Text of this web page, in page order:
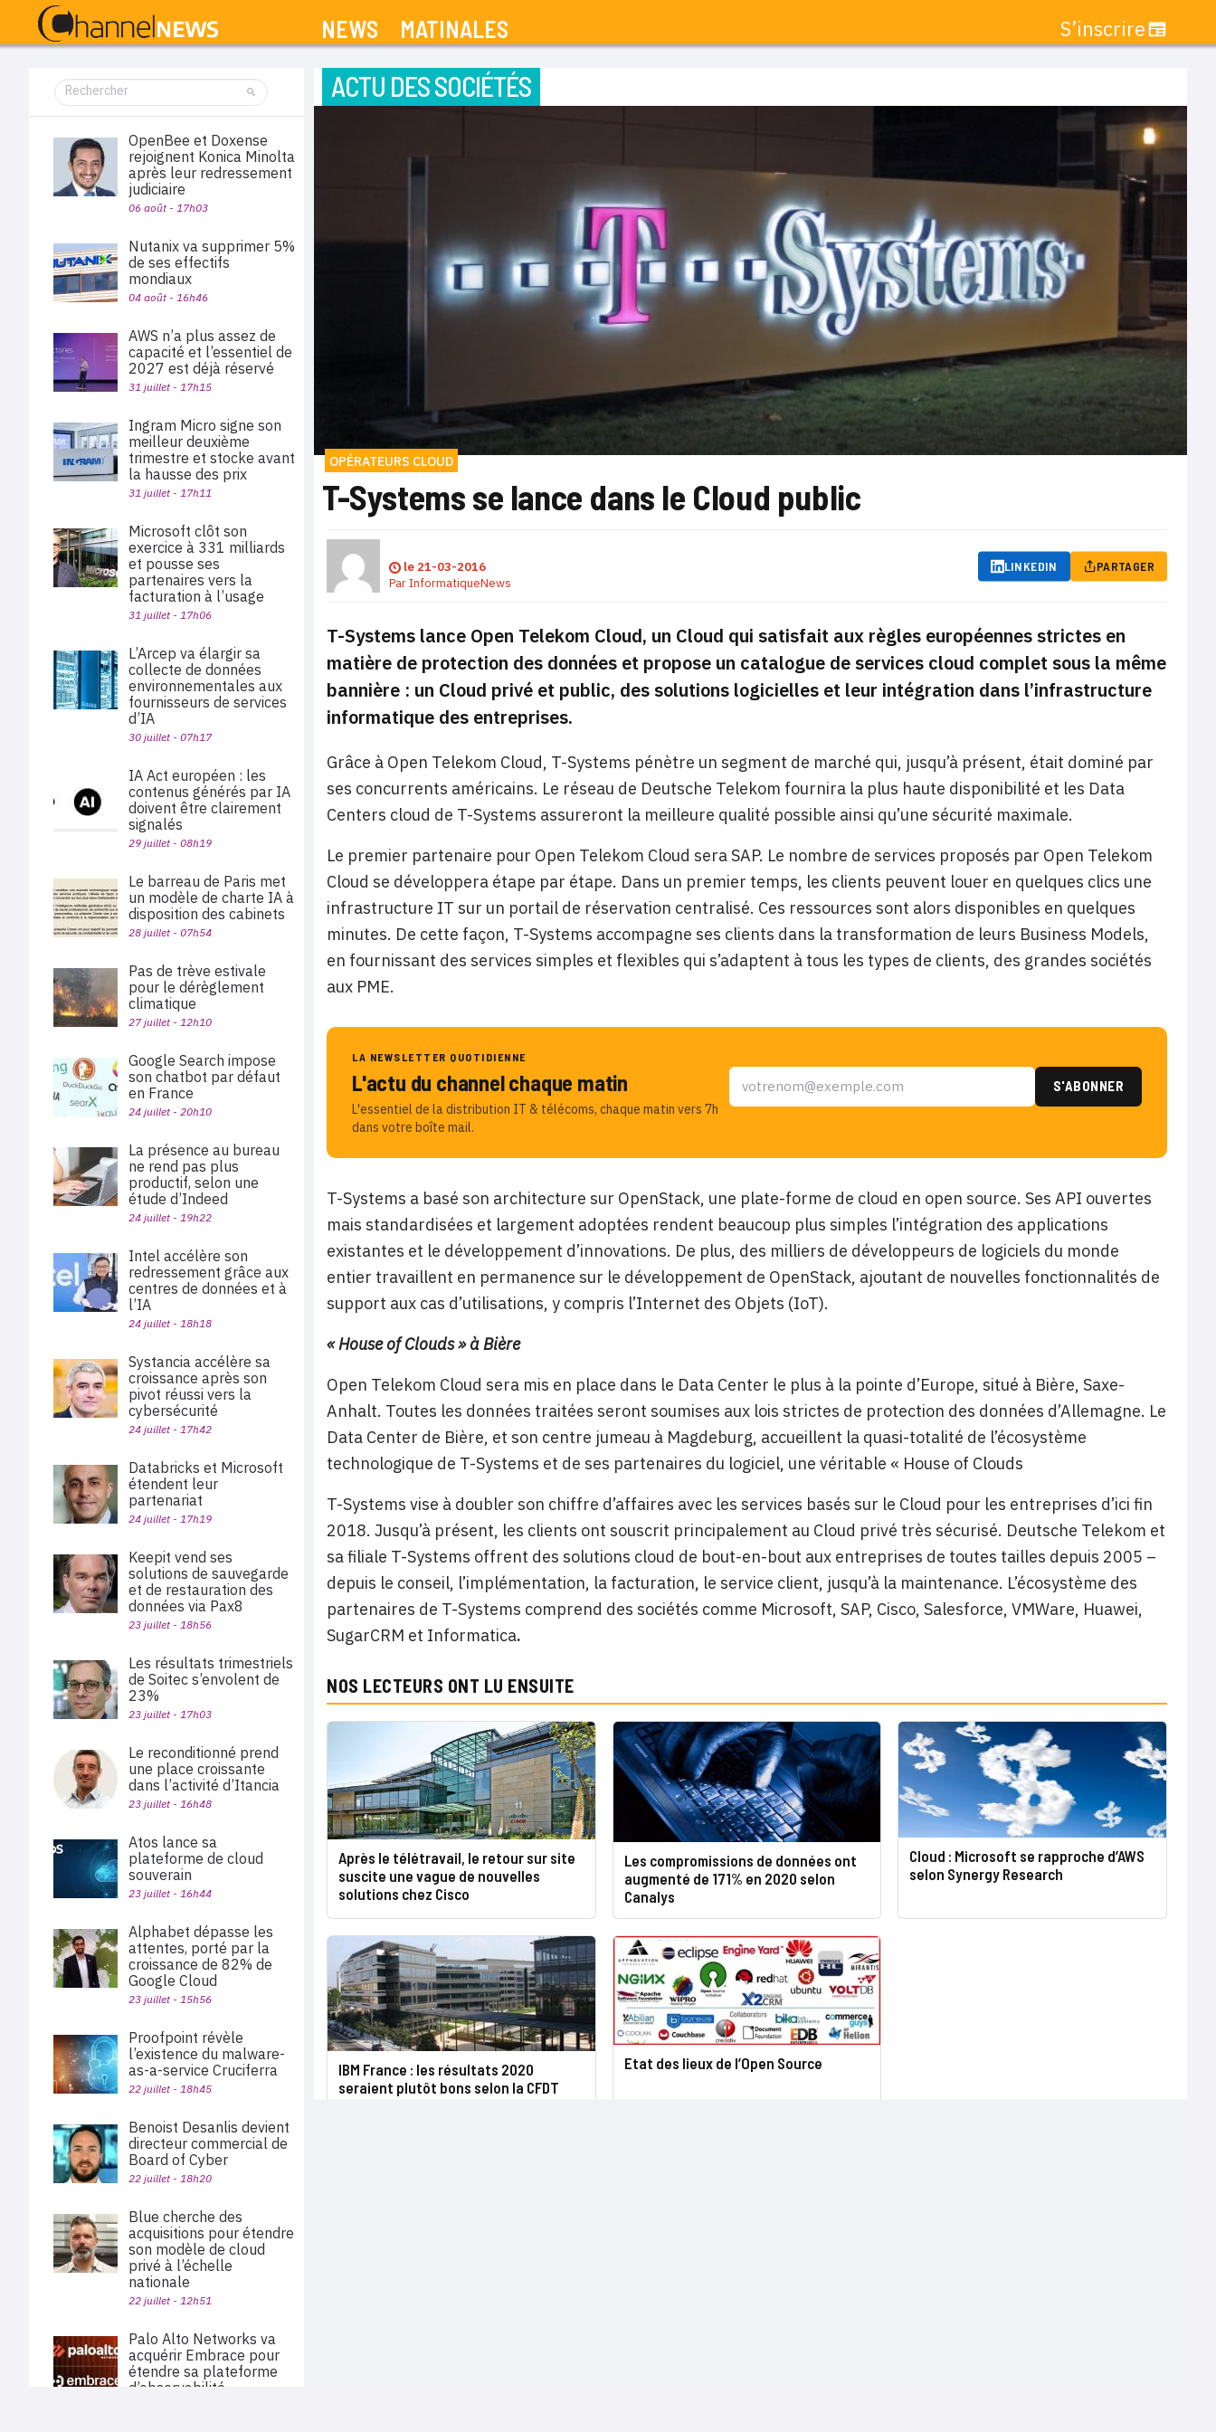
NEWS MATINALES S’inscrire
ACTU DES SOCIÉTÉS
OPÉRATEURS CLOUD
T-Systems se lance dans le Cloud public
le 21-03-2016
ParInformatiqueNews
LINKEDIN PARTAGER
T-Systems lance Open Telekom Cloud, un Cloud qui satisfait aux règles européennes strictes en
matière de protection des données et propose un catalogue de services cloud complet sous la même
bannière : un Cloud privé et public, des solutions logicielles et leur intégration dans l’infrastructure
informatique des entreprises.
Grâce à Open Telekom Cloud, T-Systems pénètre un segment de marché qui, jusqu’à présent, était dominé par
ses concurrents américains. Le réseau de Deutsche Telekom fournira la plus haute disponibilité et les Data
Centers cloud de T-Systems assureront la meilleure qualité possible ainsi qu’une sécurité maximale.
Le premier partenaire pour Open Telekom Cloud sera SAP. Le nombre de services proposés par Open Telekom
Cloud se développera étape par étape. Dans un premier temps, les clients peuvent louer en quelques clics une
infrastructure IT sur un portail de réservation centralisé. Ces ressources sont alors disponibles en quelques
minutes. De cette façon, T-Systems accompagne ses clients dans la transformation de leurs Business Models,
en fournissant des services simples et flexibles qui s’adaptent à tous les types de clients, des grandes sociétés
aux PME.
LA NEWSLETTER QUOTIDIENNE
L'actu du channel chaque matin
L'essentiel de la distribution IT & télécoms, chaque matin vers 7h
dans votre boîte mail.
T-Systems a basé son architecture sur OpenStack, une plate-forme de cloud en open source. Ses API ouvertes
mais standardisées et largement adoptées rendent beaucoup plus simples l’intégration des applications
existantes et le développement d’innovations. De plus, des milliers de développeurs de logiciels du monde
entier travaillent en permanence sur le développement de OpenStack, ajoutant de nouvelles fonctionnalités de
support aux cas d’utilisations, y compris l’Internet des Objets (IoT).
« House of Clouds » à Bière
Open Telekom Cloud sera mis en place dans le Data Center le plus à la pointe d’Europe, situé à Bière, Saxe-
Anhalt. Toutes les données traitées seront soumises aux lois strictes de protection des données d’Allemagne. Le
Data Center de Bière, et son centre jumeau à Magdeburg, accueillent la quasi-totalité de l’écosystème
technologique de T-Systems et de ses partenaires du logiciel, une véritable « House of Clouds
T-Systems vise à doubler son chiffre d’affaires avec les services basés sur le Cloud pour les entreprises d’ici fin
2018. Jusqu’à présent, les clients ont souscrit principalement au Cloud privé très sécurisé. Deutsche Telekom et
sa filiale T-Systems offrent des solutions cloud de bout-en-bout aux entreprises de toutes tailles depuis 2005 –
depuis le conseil, l’implémentation, la facturation, le service client, jusqu’à la maintenance. L’écosystème des
partenaires de T-Systems comprend des sociétés comme Microsoft, SAP, Cisco, Salesforce, VMWare, Huawei,
SugarCRM et Informatica.
NOS LECTEURS ONT LU ENSUITE
Après le télétravail, le retour sur site
suscite une vague de nouvelles
solutions chez Cisco
Les compromissions de données ont
augmenté de 171% en 2020 selon
Canalys
Cloud : Microsoft se rapproche d’AWS
selon Synergy Research
IBM France : les résultats 2020
seraient plutôt bons selon la CFDT
Etat des lieux de l’Open Source
OpenBee et Doxense
rejoignent Konica Minolta
après leur redressement
judiciaire
06 août - 17h03
Nutanix va supprimer 5%
de ses effectifs
mondiaux
04 août - 16h46
AWS n’a plus assez de
capacité et l’essentiel de
2027 est déjà réservé
31 juillet - 17h15
Ingram Micro signe son
meilleur deuxième
trimestre et stocke avant
la hausse des prix
31 juillet - 17h11
Microsoft clôt son
exercice à 331 milliards
et pousse ses
partenaires vers la
facturation à l’usage
31 juillet - 17h06
L’Arcep va élargir sa
collecte de données
environnementales aux
fournisseurs de services
d’IA
30 juillet - 07h17
IA Act européen : les
contenus générés par IA
doivent être clairement
signalés
29 juillet - 08h19
Le barreau de Paris met
un modèle de charte IA à
disposition des cabinets
28 juillet - 07h54
Pas de trève estivale
pour le dérèglement
climatique
27 juillet - 12h10
Google Search impose
son chatbot par défaut
en France
24 juillet - 20h10
La présence au bureau
ne rend pas plus
productif, selon une
étude d’Indeed
24 juillet - 19h22
Intel accélère son
redressement grâce aux
centres de données et à
l’IA
24 juillet - 18h18
Systancia accélère sa
croissance après son
pivot réussi vers la
cybersécurité
24 juillet - 17h42
Databricks et Microsoft
étendent leur
partenariat
24 juillet - 17h19
Keepit vend ses
solutions de sauvegarde
et de restauration des
données via Pax8
23 juillet - 18h56
Les résultats trimestriels
de Soitec s’envolent de
23%
23 juillet - 17h03
Le reconditionné prend
une place croissante
dans l’activité d’Itancia
23 juillet - 16h48
Atos lance sa
plateforme de cloud
souverain
23 juillet - 16h44
Alphabet dépasse les
attentes, porté par la
croissance de 82% de
Google Cloud
23 juillet - 15h56
Proofpoint révèle
l’existence du malware-
as-a-service Cruciferra
22 juillet - 18h45
Benoist Desanlis devient
directeur commercial de
Board of Cyber
22 juillet - 18h20
Blue cherche des
acquisitions pour étendre
son modèle de cloud
privé à l’échelle
nationale
22 juillet - 12h51
Palo Alto Networks va
acquérir Embrace pour
étendre sa plateforme
d’observabilité